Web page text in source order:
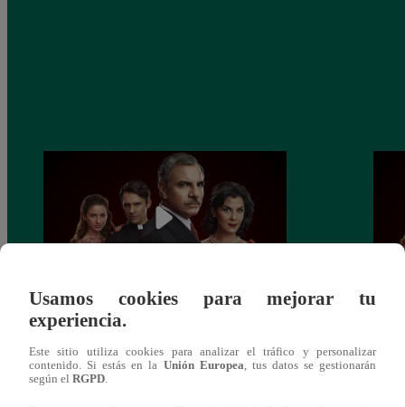
Perdona nuestros pecados: Capítulo 174
Usamos cookies para mejorar tu
experiencia.
Este sitio utiliza cookies para analizar el tráfico y personalizar
contenido. Si estás en la Unión Europea, tus datos se gestionarán
según el RGPD.